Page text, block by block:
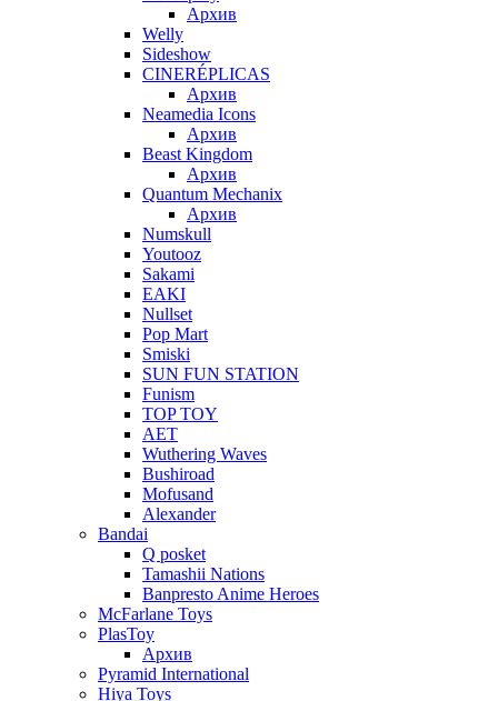
Архив
Welly
Sideshow
CINERÉPLICAS
Архив
Neamedia Icons
Архив
Beast Kingdom
Архив
Quantum Mechanix
Архив
Numskull
Youtooz
Sakami
EAKI
Nullset
Pop Mart
Smiski
SUN FUN STATION
Funism
TOP TOY
AET
Wuthering Waves
Bushiroad
Mofusand
Alexander
Bandai
Q posket
Tamashii Nations
Banpresto Anime Heroes
McFarlane Toys
PlasToy
Архив
Pyramid International
Hiya Toys